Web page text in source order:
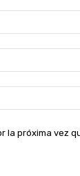
la próxima vez